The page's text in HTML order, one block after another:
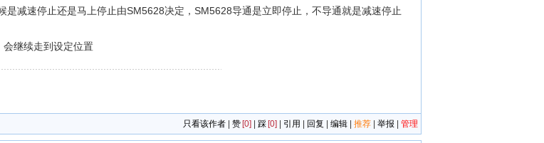
是减速停止还是马上停止由SM5628决定，SM5628导通是立即停止，不导通就是减速停止
继续走到设定位置
只看该作者 赞 [0] 踩 [0] 引用 回复 编辑 推荐 举报 管理